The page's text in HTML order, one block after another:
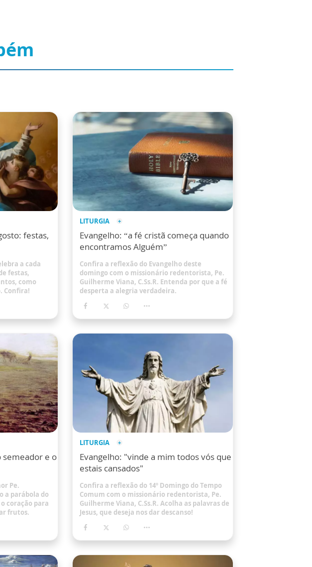
festas,
a cada
festas,
como
Confira!
LITURGIA
Evangelho: “a fé cristã começa quando
encontramos Alguém”
Confira a reflexão do Evangelho deste
domingo com o missionário redentorista, Pe.
Guilherme Viana, C.Ss.R. Entenda por que a fé
desperta a alegria verdadeira.
semeador e o
Pe.
a parábola do
coração para
frutos.
LITURGIA
Evangelho: "vinde a mim todos vós que
estais cansados"
Confira a reflexão do 14º Domingo do Tempo
Comum com o missionário redentorista, Pe.
Guilherme Viana, C.Ss.R. Acolha as palavras de
Jesus, que deseja nos dar descanso!